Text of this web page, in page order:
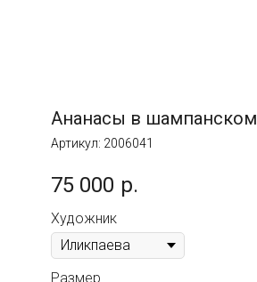
Ананасы в шампанском
Артикул: 2006041
75 000 р.
Художник
Размер